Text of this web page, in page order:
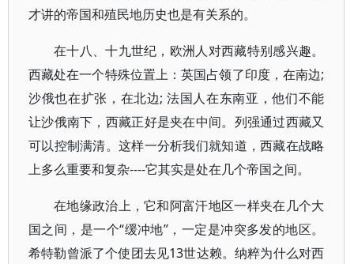
才讲的帝国和殖民地历史也是有关系的。
在十八、十九世纪，欧洲人对西藏特别感兴趣。
西藏处在一个特殊位置上：英国占领了印度，在南边;
沙俄也在扩张，在北边; 法国人在东南亚，他们不能
让沙俄南下，西藏正好是夹在中间。列强通过西藏又
可以控制满清。这样一分析我们就知道，西藏在战略
上多么重要和复杂----它其实是处在几个帝国之间。
在地缘政治上，它和阿富汗地区一样夹在几个大
国之间，是一个“缓冲地”，一定是冲突多发的地区。
希特勒曾派了个使团去见13世达赖。纳粹为什么对西